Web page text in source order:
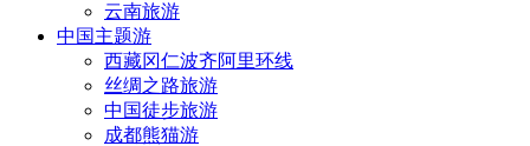
云南旅游
中国主题游
西藏冈仁波齐阿里环线
丝绸之路旅游
中国徒步旅游
成都熊猫游